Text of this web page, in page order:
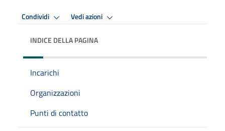
Condividi Vedi azioni
INDICE DELLA PAGINA
Incarichi
Organizzazioni
Punti di contatto